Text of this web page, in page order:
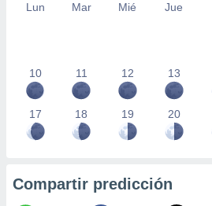
Lun Mar Mié Jue
10 11 12 13
17 18 19 20
Compartir predicción